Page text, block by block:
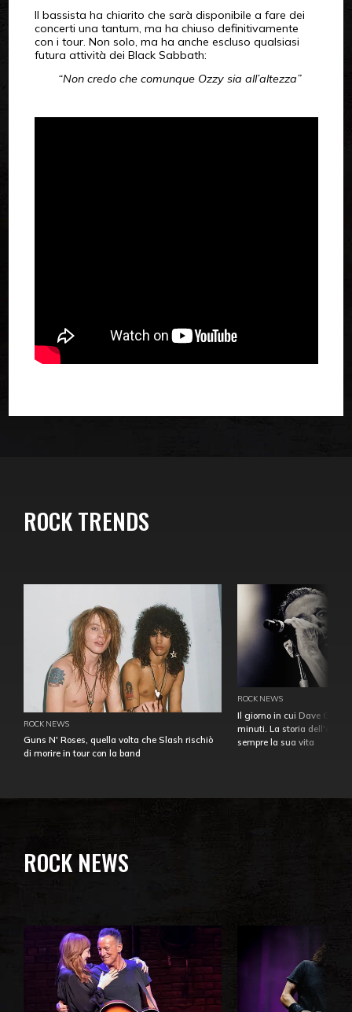
Il bassista ha chiarito che sarà disponibile a fare dei
concerti una tantum, ma ha chiuso definitivamente
con i tour. Non solo, ma ha anche escluso qualsiasi
futura attività dei Black Sabbath:
“Non credo che comunque Ozzy sia all’altezza”
ROCK TRENDS
ROCK NEWS
Guns N' Roses, quella volta che Slash rischiò
di morire in tour con la band
ROCK NEWS
Il giorno in cui Dave
minuti. La storia
sempre la sua vita
ROCK NEWS